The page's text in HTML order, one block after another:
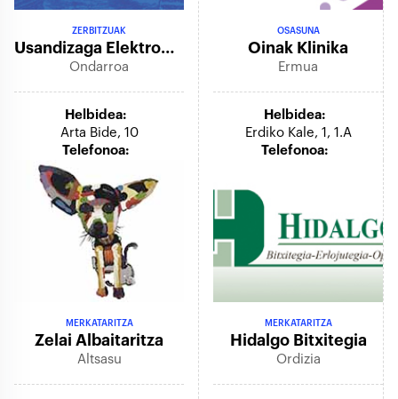
ZERBITZUAK
Usandizaga Elektrogailuak
Ondarroa
Helbidea:
Arta Bide, 10
Telefonoa:
OSASUNA
Oinak Klinika
Ermua
Helbidea:
Erdiko Kale, 1, 1.a
Telefonoa:
MERKATARITZA
Zelai Albaitaritza
Altsasu
MERKATARITZA
Hidalgo Bitxitegia
Ordizia